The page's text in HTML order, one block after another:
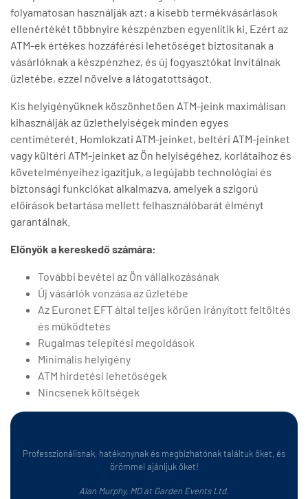
folyamatosan használják azt: a kisebb termékvásárlások
ellenértékét többnyire készpénzben egyenlítik ki. Ezért az
ATM-ek értékes hozzáférési lehetőséget biztosítanak a
vásárlóknak a készpénzhez, és új fogyasztókat invitálnak
üzletébe, ezzel növelve a látogatottságot.
Kis helyigényüknek köszönhetően ATM-jeink maximálisan
kihasználják az üzlethelyiségek minden egyes
centiméterét. Homlokzati ATM-jeinket, beltéri ATM-jeinket
vagy kültéri ATM-jeinket az Ön helyiségéhez, korlátaihoz és
követelményeihez igazítjuk, a legújabb technológiai és
biztonsági funkciókat alkalmazva, amelyek a szigorú
előírások betartása mellett felhasználóbarát élményt
garantálnak.
Előnyök a kereskedő számára:
További bevétel az Ön vállalkozásának
Új vásárlók vonzása az üzletébe
Az Euronet EFT által teljes körűen irányított feltöltés
és működtetés
Rugalmas telepítési megoldások
Minimális helyigény
ATM hirdetési lehetőségek
Nincsenek költségek
Professzionálisnak, hatékonynak és megbízhatónak találtuk őket, és
örömmel ajánljuk őket!
Alan Murphy, MD at Garden Events Ltd.